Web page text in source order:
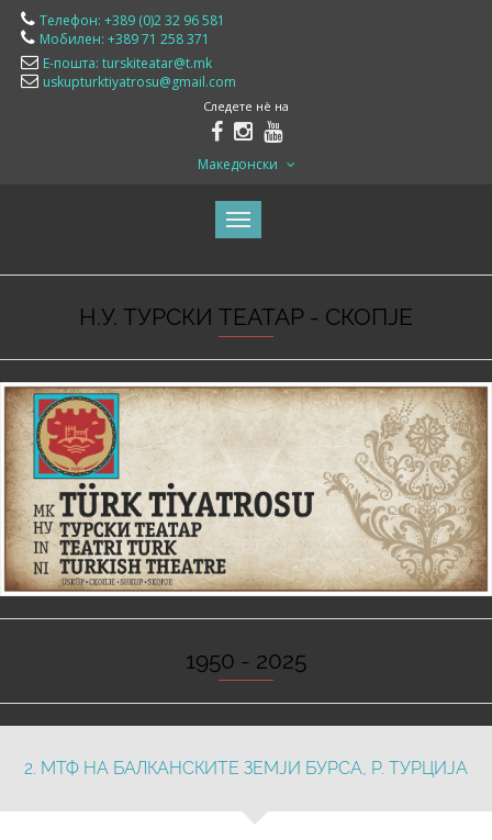
Телефон: +389 (0)2 32 96 581
Мобилен: +389 71 258 371
Е-пошта: turskiteatar@t.mk
uskupturktiyatrosu@gmail.com
Следете нè на
Македонски
Н.У. ТУРСКИ ТЕАТАР - СКОПЈЕ
1950 - 2025
2. МТФ НА БАЛКАНСКИТЕ ЗЕМЈИ БУРСА, Р. ТУРЦИЈА